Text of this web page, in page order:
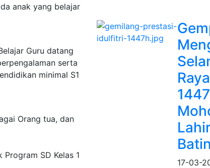
anak yang belajar
Guru datang
serta
minimal S1
Orang tua, dan
SD Kelas 1
Batin
17-03-